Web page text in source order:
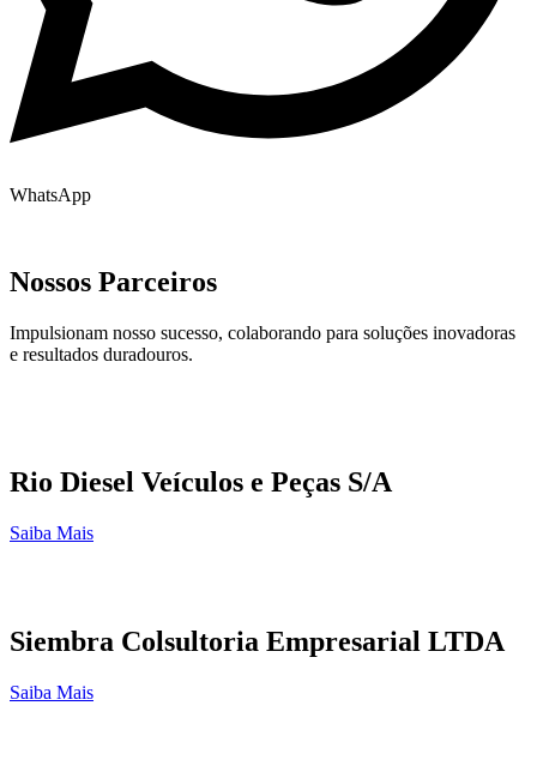
WhatsApp
Nossos Parceiros
Impulsionam nosso sucesso, colaborando para soluções inovadoras
e resultados duradouros.
Rio Diesel Veículos e Peças S/A
Saiba Mais
Siembra Colsultoria Empresarial LTDA
Saiba Mais